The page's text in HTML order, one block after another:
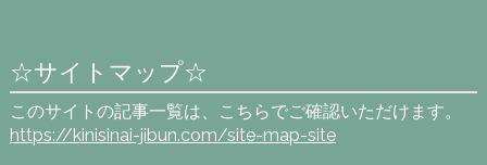
☆サイトマップ☆
このサイトの記事一覧は、こちらでご確認いただけます。
https://kinisinai-jibun.com/site-map-site